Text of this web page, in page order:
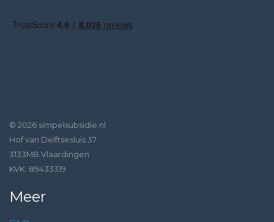
© 2026 simpelsubsidie.nl
Hof van Delftsesluis 37
3133MB Vlaardingen
KVK: 89433319
Meer